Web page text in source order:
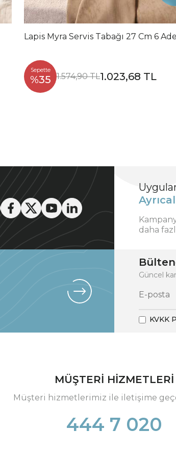
Lapis Myra Servis Tabağı 27 Cm 6
Sepette
%35 1.574,90 TL1.023,68 TL
daha
Güncel
KVKK
MÜŞTERİ HİZMETLERİ
Müşteri hizmetlerimiz ile iletişime
444 7 020